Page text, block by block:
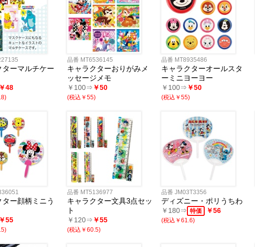
ターマルチケー
￥48
品番 MT6536145
キャラクターおりがみメ
ッセージメモ
￥100⇒ ￥50
(税込￥55)
品番 MT8935486
キャラクターオールスタ
ーミニヨーヨー
￥100⇒ ￥50
(税込￥55)
ター顔柄ミニう
￥55
品番 MT5136977
キャラクター文具3点セッ
ト
￥120⇒ ￥55
(税込￥60.5)
品番 JM03T3356
ディズニー・ポリうちわ
￥180⇒ 特価 ￥56
(税込￥61.6)